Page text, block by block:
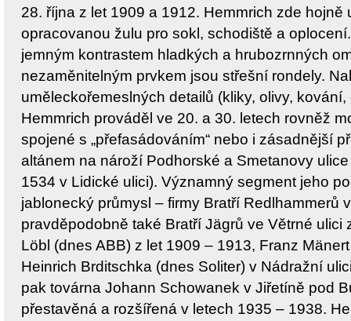
28. října z let 1909 a 1912. Hemmrich zde
opracovanou žulu pro sokl, schodiště a
jemným kontrastem hladkých a hrubozrnných
nezaměnitelným prvkem jsou střešní rondely.
uměleckořemeslných detailů (kliky, olivy,
Hemmrich prováděl ve 20. a 30. letech rovněž
spojené s „přefasádováním“ nebo i zásadnější
altánem na nároží Podhorské a Smetanovy
1534 v Lidické ulici). Významný segment jeho
jablonecký průmysl – firmy Bratří Redlhammerů
pravděpodobně také Bratří Jägrů ve Větrné ulici
Löbl (dnes ABB) z let 1909 – 1913, Franz
Heinrich Brditschka (dnes Soliter) v Nádražní
pak továrna Johann Schowanek v Jiřetíně pod
přestavěná a rozšířená v letech 1935 – 1938.